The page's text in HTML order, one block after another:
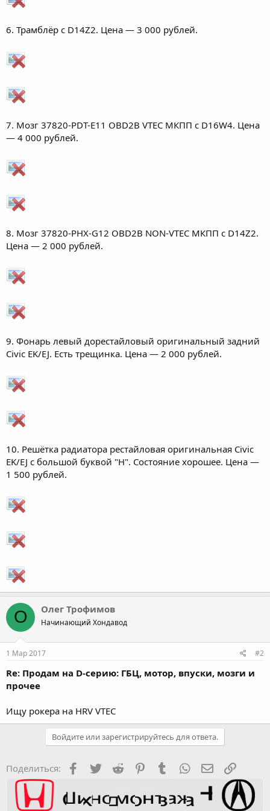
6. Трамблёр с D14Z2. Цена — 3 000 рублей.
7. Мозг 37820-PDT-E11 OBD2B VTEC МКПП с D16W4. Цена
— 4 000 рублей.
8. Мозг 37820-PHX-G12 OBD2B NON-VTEC МКПП с D14Z2.
Цена — 2 000 рублей.
9. Фонарь левый дорестайловый оригинальный задний
Civic EK/EJ. Есть трещинка. Цена — 2 000 рублей.
10. Решётка радиатора рестайловая оригинальная Civic
EK/EJ с большой буквой "H". Состояние хорошее. Цена —
1 500 рублей.
О Олег Трофимов
Начинающий Хондавод
1 Мар 2017 #2
Re: Продам на D-серию: ГБЦ, мотор, впуски, мозги и
прочее
Ищу рокера на HRV VTEC
Войдите или зарегистрируйтесь для ответа.
Поделиться: Facebook
TwitterReddit PinterestTumblr WhatsApp Ссылка